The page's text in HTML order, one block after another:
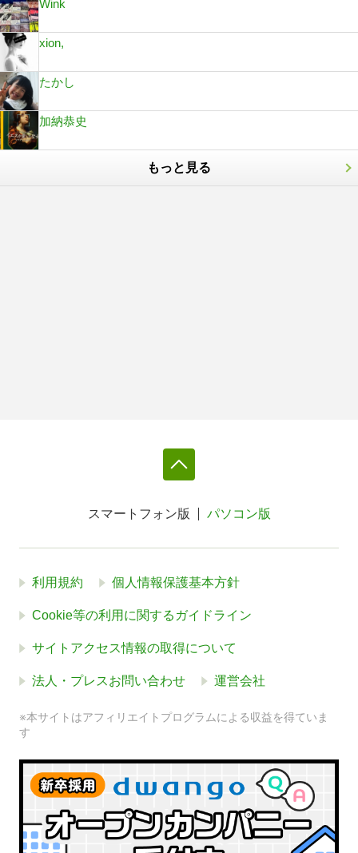
Wink
xion,
たかし
加納恭史
もっと見る
スマートフォン版 パソコン版
利用規約 個人情報保護基本方針
Cookie等の利用に関するガイドライン
サイトアクセス情報の取得について
法人・プレスお問い合わせ 運営会社
※本サイトはアフィリエイトプログラムによる収益を得ていま
す